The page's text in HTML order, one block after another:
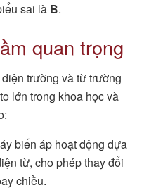
sai là B.
quan trọng
trường và từ trường
lớn trong khoa học và
biến áp hoạt động dựa
từ, cho phép thay đổi
chiều.